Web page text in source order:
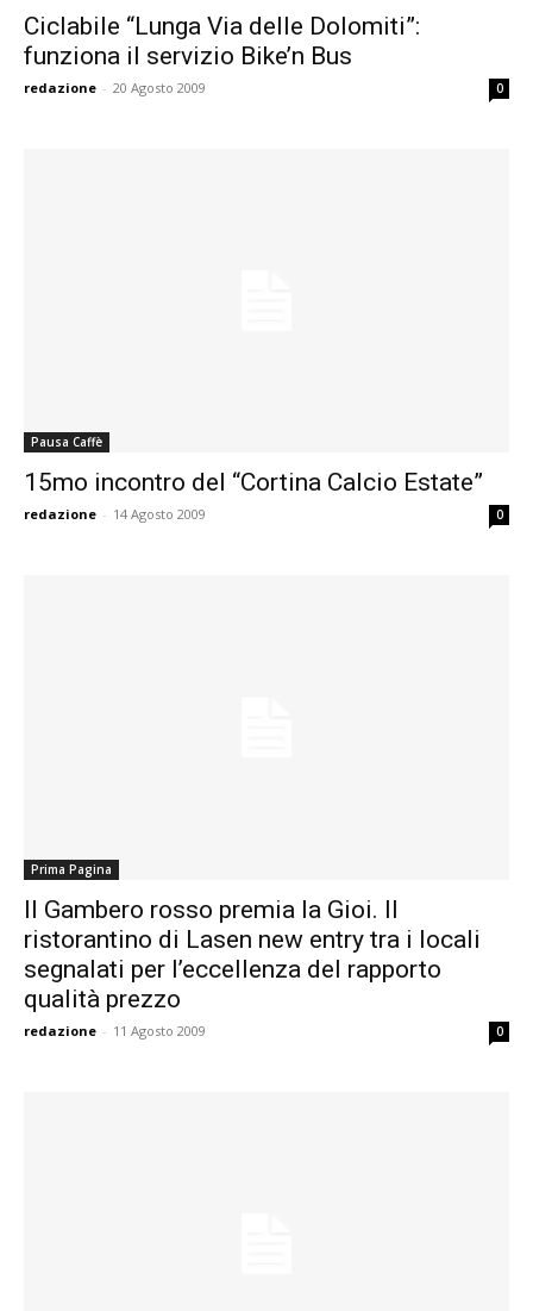
Ciclabile “Lunga Via delle Dolomiti”:
funziona il servizio Bike’n Bus
redazione - 20 Agosto 2009 0
Pausa Caffè
15mo incontro del “Cortina Calcio Estate”
redazione - 14 Agosto 2009 0
Prima Pagina
Il Gambero rosso premia la Gioi. Il
ristorantino di Lasen new entry tra i locali
segnalati per l’eccellenza del rapporto
qualità prezzo
redazione - 11 Agosto 2009 0